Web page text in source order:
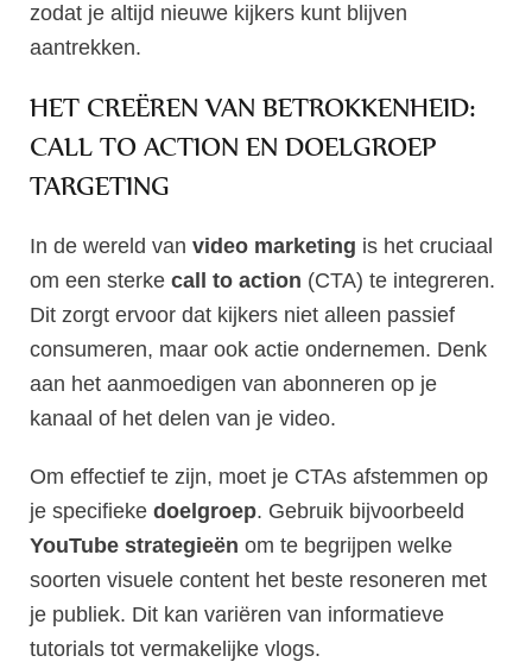
zodat je altijd nieuwe kijkers kunt blijven
aantrekken.
HET CREËREN VAN BETROKKENHEID:
CALL TO ACTION EN DOELGROEP
TARGETING
In de wereld van video marketing is het cruciaal
om een sterke call to action (CTA) te integreren.
Dit zorgt ervoor dat kijkers niet alleen passief
consumeren, maar ook actie ondernemen. Denk
aan het aanmoedigen van abonneren op je
kanaal of het delen van je video.
Om effectief te zijn, moet je CTAs afstemmen op
je specifieke doelgroep. Gebruik bijvoorbeeld
YouTube strategieën om te begrijpen welke
soorten visuele content het beste resoneren met
je publiek. Dit kan variëren van informatieve
tutorials tot vermakelijke vlogs.